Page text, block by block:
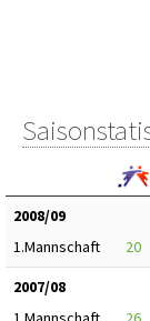
2008/09
1.Mannschaft
20
2007/08